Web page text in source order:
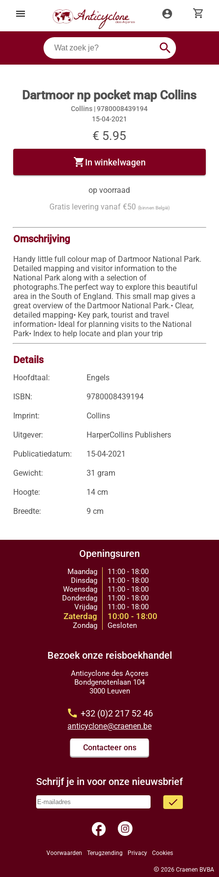
menu account_circle shopping_cart
search
Dartmoor np pocket map Collins
Collins |9780008439194
15-04-2021
€ 5.95
shopping_cartIn winkelwagen
op voorraad
Gratis levering vanaf €50 (binnen België)
Omschrijving
Handy little full colour map of Dartmoor National Park.
Detailed mapping and visitor information to the
National Park along with a selection of
photographs.The perfect way to explore this beautiful
area in the South of England. This small map gives a
great overview of the Dartmoor National Park.• Clear,
detailed mapping• Key park, tourist and travel
information• Ideal for planning visits to the National
Park• Index to help locate and plan your trip
Details
Hoofdtaal: Engels
ISBN: 9780008439194
Imprint: Collins
Uitgever: HarperCollins Publishers
Publicatiedatum: 15-04-2021
Gewicht: 31 gram
Hoogte: 14 cm
Breedte: 9 cm
Openingsuren
Maandag
Dinsdag
Woensdag
Donderdag
Vrijdag
Zaterdag
Zondag
11:00 - 18:00
11:00 - 18:00
11:00 - 18:00
11:00 - 18:00
11:00 - 18:00
10:00 - 18:00
Gesloten
Bezoek onze reisboekhandel
Anticyclone des Açores
Bondgenotenlaan 104
3000 Leuven
call +32 (0)2 217 52 46
anticyclone@craenen.be
Contacteer ons
Schrijf je in voor onze nieuwsbrief
done
facebook
Voorwaarden Terugzending Privacy Cookies
copyright 2026 Craenen BVBA